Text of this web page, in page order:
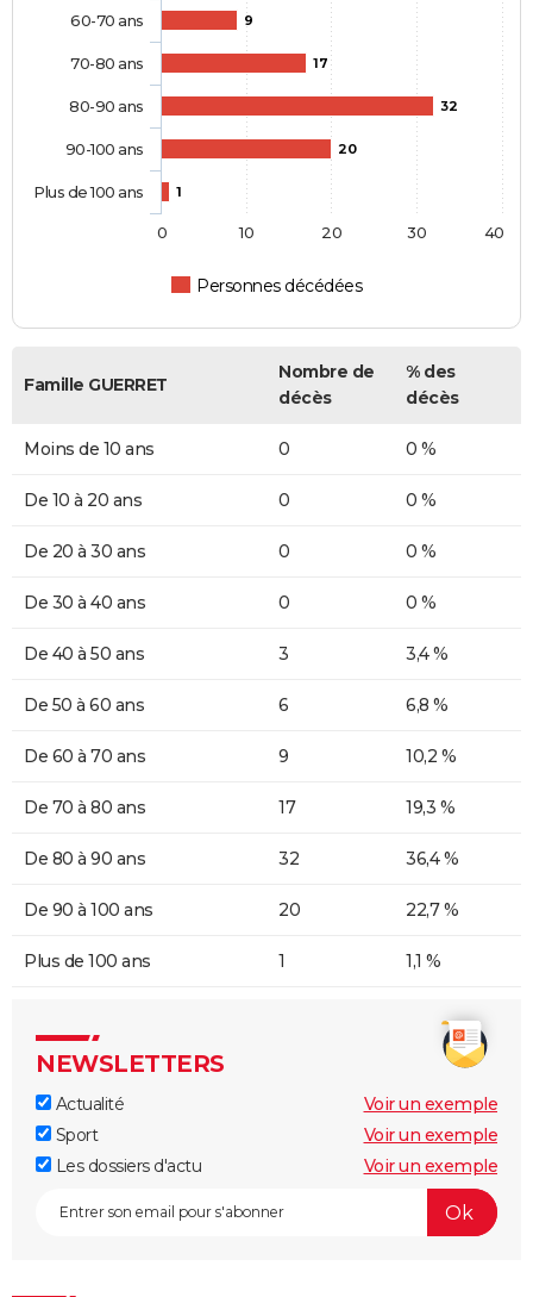
9
17
32
20
1
Personnes décédées
60-70 ans
70-80 ans
80-90 ans
90-100 ans
Plus de 100 ans
0 10 20 30 40
Famille GUERRET
Nombre de
décès
% des
décès
Moins de 10 ans 0 0 %
De 10 à 20 ans 0 0 %
De 20 à 30 ans 0 0 %
De 30 à 40 ans 0 0 %
De 40 à 50 ans 3 3,4 %
De 50 à 60 ans 6 6,8 %
De 60 à 70 ans 9 10,2 %
De 70 à 80 ans 17 19,3 %
De 80 à 90 ans 32 36,4 %
De 90 à 100 ans 20 22,7 %
Plus de 100 ans 1 1,1 %
NEWSLETTERS
Actualité
Voir un exemple
Sport
Voir un exemple
Les dossiers d'actu
Voir un exemple